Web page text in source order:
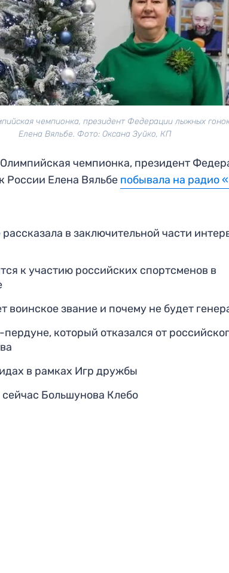
чемпионка, президент Федерации лыжных
Елена Вяльбе. Фото: Оксана Зуйко, КП
чемпионка, президент
России Елена Вяльбе побывала на радио
в заключительной части
к участию российских спортсменов в
воинское звание и почему не будет
который отказался от
в рамках Игр дружбы
сейчас Большунова Клебо